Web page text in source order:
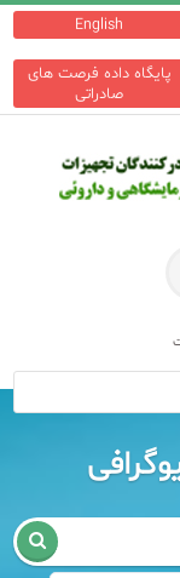
English
پایگاه داده فرصت های
صادراتی
